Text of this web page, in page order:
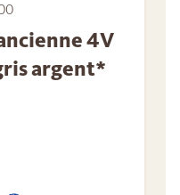
4V
argent*